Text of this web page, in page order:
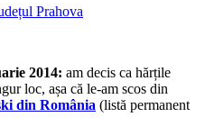
2014: am decis ca hărțile
loc, așa că le-am scos din
din România (listă permanent